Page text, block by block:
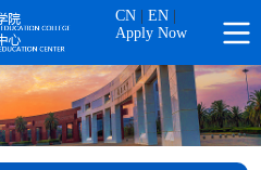
CN| EN|
Apply Now